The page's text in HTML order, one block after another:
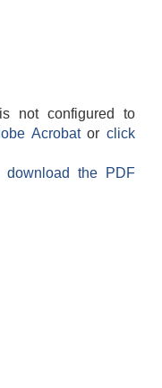
not configured to
Acrobatorclick
the PDF